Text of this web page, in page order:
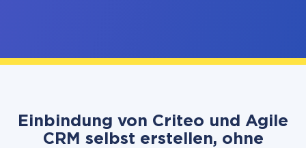
Einbindung von Criteo und Agile
CRM selbst erstellen, ohne